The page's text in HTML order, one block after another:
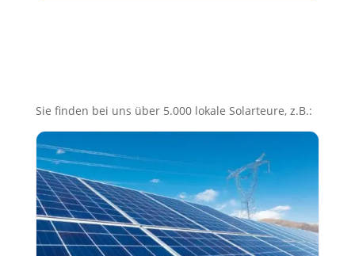
Sie finden bei uns über 5.000 lokale Solarteure, z.B.: